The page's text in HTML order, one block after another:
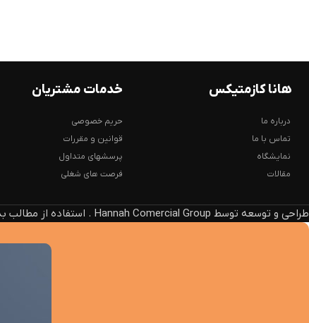
هانا کازمتیکس
درباره ما
تماس با ما
نمایشگاه
مقالات
خدمات مشتریان
حریم خصوصی
قوانین و مقررات
پرسشهای متداول
فرصت های شغلی
طراحی و توسعه توسط Hannah Comercial Group . استفاده از مطالب بدون ذکر منبع، پیگرد قانونی دارد.